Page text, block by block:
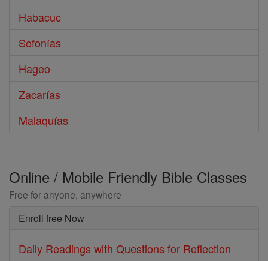
Habacuc
Sofonías
Hageo
Zacarías
Malaquías
Online / Mobile Friendly Bible Classes
Free for anyone, anywhere
Enroll free Now
Daily Readings with Questions for Reflection